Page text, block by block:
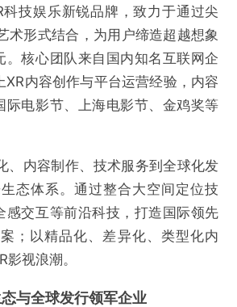
技娱乐新锐品牌，致力于通过尖
术形式结合，为用户缔造超越想象
。核心团队来自国内知名互联网企
XR内容创作与平台运营经验，内容
际电影节、上海电影节、金鸡奖等
、内容制作、技术服务到全球化发
态体系。通过整合大空间定位技
感交互等前沿科技，打造国际领先
；以精品化、差异化、类型化内
视浪潮。
与全球发行领军企业